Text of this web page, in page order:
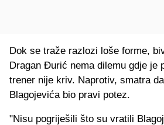
Dok se traže razlozi loše forme,
Dragan Đurić nema dilemu gdje je
trener nije kriv. Naprotiv, smatra
Blagojevića bio pravi potez.
"Nisu pogriješili što su vratili